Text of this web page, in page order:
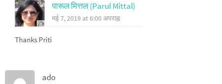
पारूल मित्तल (Parul Mittal)
मई 7, 2019 at 6:00 अपराह्न
Thanks Priti
ado